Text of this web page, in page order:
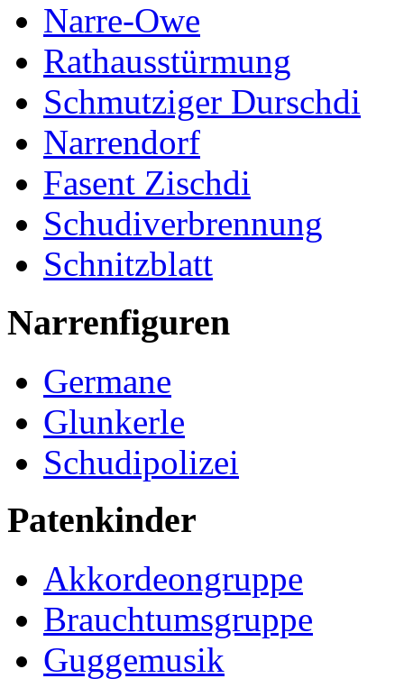
Narre-Owe
Rathausstürmung
Schmutziger Durschdi
Narrendorf
Fasent Zischdi
Schudiverbrennung
Schnitzblatt
Narrenfiguren
Germane
Glunkerle
Schudipolizei
Patenkinder
Akkordeongruppe
Brauchtumsgruppe
Guggemusik